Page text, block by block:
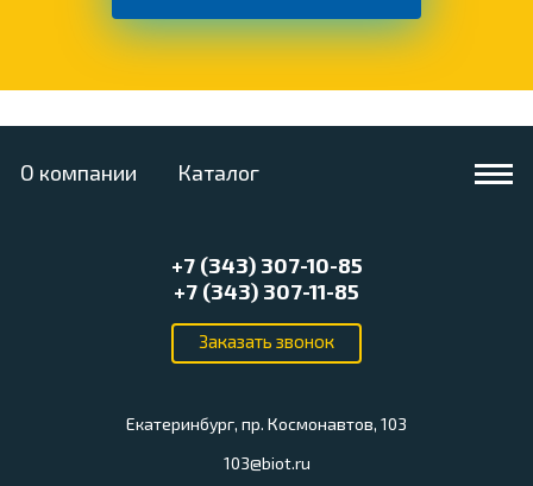
О компании Каталог
+7 (343) 307-10-85
+7 (343) 307-11-85
Екатеринбург, пр. Космонавтов, 103
103@biot.ru